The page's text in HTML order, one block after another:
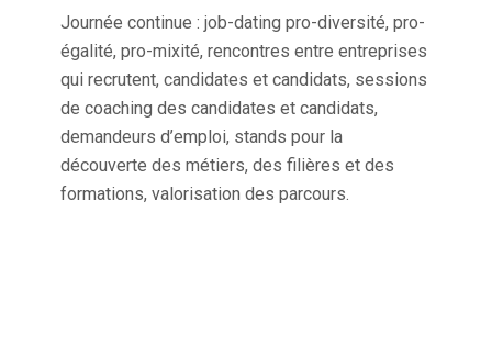
Journée continue : job-dating pro-diversité, pro-
égalité, pro-mixité, rencontres entre entreprises
qui recrutent, candidates et candidats, sessions
de coaching des candidates et candidats,
demandeurs d’emploi, stands pour la
découverte des métiers, des filières et des
formations, valorisation des parcours.